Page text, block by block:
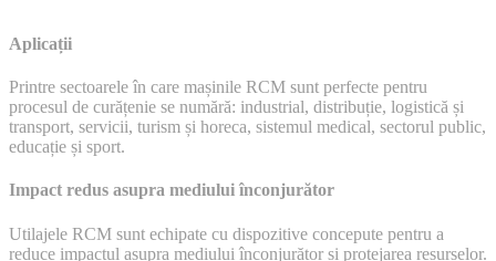
Aplicații
Printre sectoarele în care mașinile RCM sunt perfecte pentru
procesul de curățenie se numără: industrial, distribuție, logistică și
transport, servicii, turism și horeca, sistemul medical, sectorul public,
educație și sport.
Impact redus asupra mediului înconjurător
Utilajele RCM sunt echipate cu dispozitive concepute pentru a
reduce impactul asupra mediului înconjurător și protejarea resurselor.